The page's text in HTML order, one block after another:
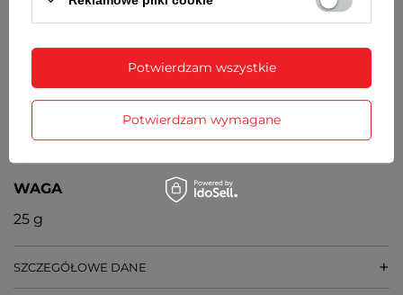
WYMIARY KOPERTY
GRUBOŚĆ KOPERTY
8 mm
SZEROKOŚĆ PASKA PRZY KOPERCIE
WAGA
25 g
SZCZEGÓŁOWE DANE
Potwierdzam wymagane
Potwierdzam wszystkie